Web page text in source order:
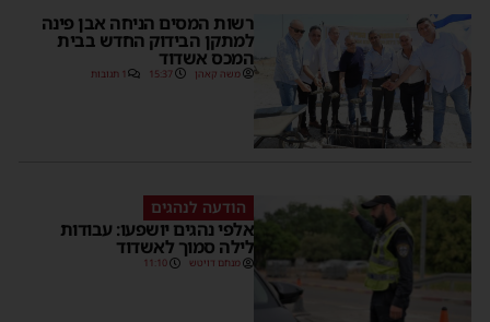
רשות המסים הניחה אבן פינה
למתקן הבידוק החדש בבית
המכס אשדוד
משה קאהן 15:37 1 תגובות
הודעה לנהגים
אלפי נהגים יושפעו: עבודות
לילה סמוך לאשדוד
מנחם דויטש 11:10